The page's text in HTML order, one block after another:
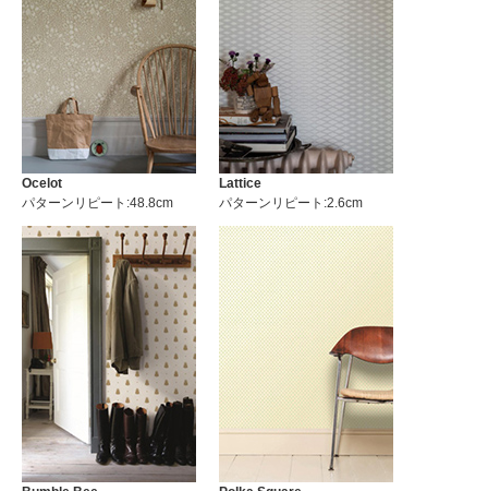
Ocelot
パターンリピート:48.8cm
Lattice
パターンリピート:2.6cm